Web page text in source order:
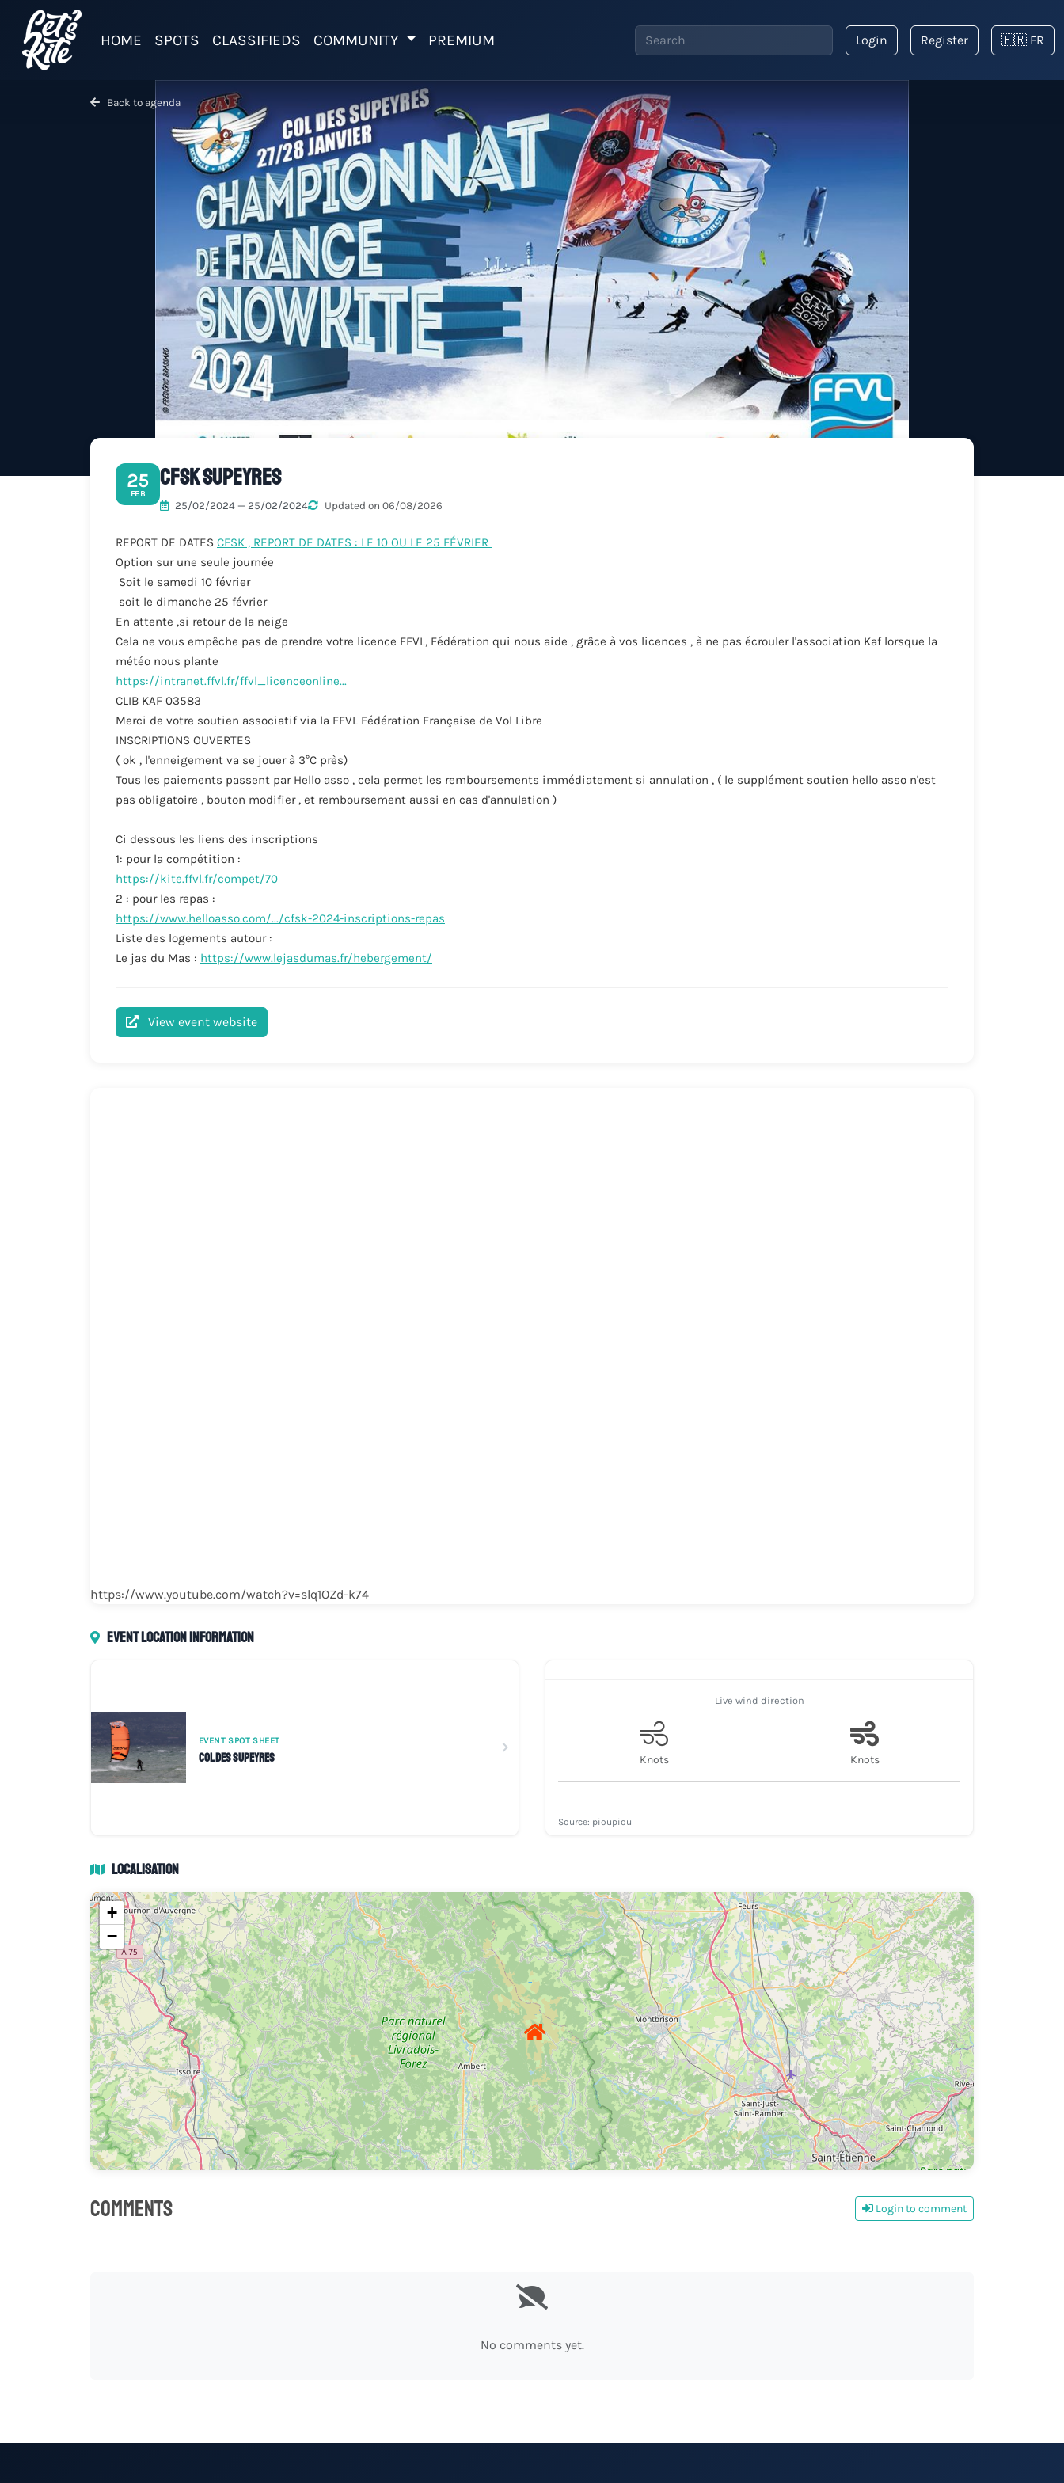
HOME SPOTS CLASSIFIEDS COMMUNITY PREMIUM Login Register 🇫🇷 FR
Back to agenda
25
FEB
CFSK SUPEYRES
25/02/2024 — 25/02/2024 Updated on 06/08/2026
REPORT DE DATES CFSK , REPORT DE DATES : LE 10 OU LE 25 FÉVRIER
Option sur une seule journée
Soit le samedi 10 février
soit le dimanche 25 février
En attente ,si retour de la neige
Cela ne vous empêche pas de prendre votre licence FFVL, Fédération qui nous aide , grâce à vos licences , à ne pas écrouler l'association Kaf lorsque la
météo nous plante
https://intranet.ffvl.fr/ffvl_licenceonline...
CLIB KAF 03583
Merci de votre soutien associatif via la FFVL Fédération Française de Vol Libre
INSCRIPTIONS OUVERTES
( ok , l'enneigement va se jouer à 3°C près)
Tous les paiements passent par Hello asso , cela permet les remboursements immédiatement si annulation , ( le supplément soutien hello asso n'est
pas obligatoire , bouton modifier , et remboursement aussi en cas d'annulation )
Ci dessous les liens des inscriptions
1: pour la compétition :
https://kite.ffvl.fr/compet/70
2 : pour les repas :
https://www.helloasso.com/.../cfsk-2024-inscriptions-repas
Liste des logements autour :
Le jas du Mas : https://www.lejasdumas.fr/hebergement/
View event website
https://www.youtube.com/watch?v=slq1OZd-k74
Event location information
EVENT SPOT SHEET
Col des Supeyres
Live wind direction
Knots Knots
Source: pioupiou
Localisation
+
−
Comments Login to comment
No comments yet.